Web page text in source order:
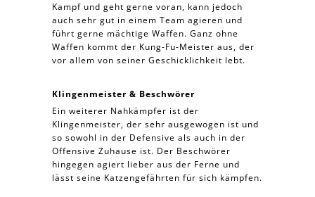
Kampf und geht gerne voran, kann jedoch
auch sehr gut in einem Team agieren und
führt gerne mächtige Waffen. Ganz ohne
Waffen kommt der Kung-Fu-Meister aus, der
vor allem von seiner Geschicklichkeit lebt.
Klingenmeister & Beschwörer
Ein weiterer Nahkämpfer ist der
Klingenmeister, der sehr ausgewogen ist und
so sowohl in der Defensive als auch in der
Offensive Zuhause ist. Der Beschwörer
hingegen agiert lieber aus der Ferne und
lässt seine Katzengefährten für sich kämpfen.